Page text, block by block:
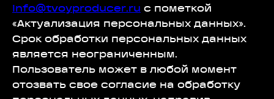
info@tvoyproducer.ru с пометкой
«Актуализация персональных данных».
Срок обработки персональных данных
является неограниченным.
Пользователь может в любой момент
отозвать свое согласие на обработку